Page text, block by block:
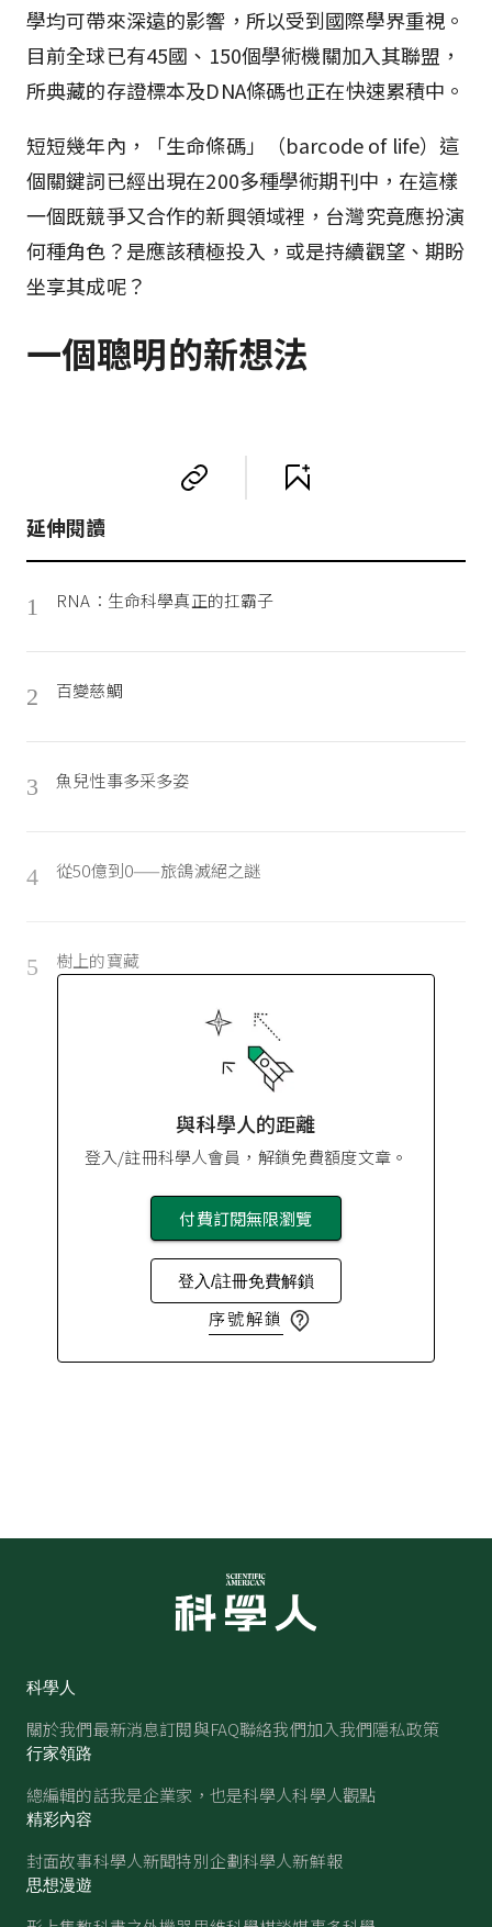
學均可帶來深遠的影響，所以受到國際學界重視。
目前全球已有45國、150個學術機關加入其聯盟，
所典藏的存證標本及DNA條碼也正在快速累積中。
短短幾年內，「生命條碼」（barcode of life）這
個關鍵詞已經出現在200多種學術期刊中，在這樣
一個既競爭又合作的新興領域裡，台灣究竟應扮演
何種角色？是應該積極投入，或是持續觀望、期盼
坐享其成呢？
一個聰明的新想法
延伸閱讀
1 RNA：生命科學真正的扛霸子
2 百變慈鯛
3 魚兒性事多采多姿
4 從50億到0——旅鴿滅絕之謎
5 樹上的寶藏
與科學人的距離
登入/註冊科學人會員，解鎖免費額度文章。
付費訂閱無限瀏覽
登入/註冊免費解鎖
序號解鎖
科學人
關於我們最新消息訂閱與FAQ聯絡我們加入我們隱私政策
行家領路
總編輯的話我是企業家，也是科學人科學人觀點
精彩內容
封面故事科學人新聞特別企劃科學人新鮮報
思想漫遊